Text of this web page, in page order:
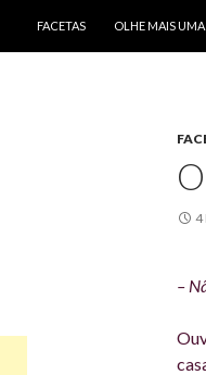
FACETAS
OLHE MAIS
4
–